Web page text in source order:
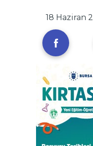
18 Haziran